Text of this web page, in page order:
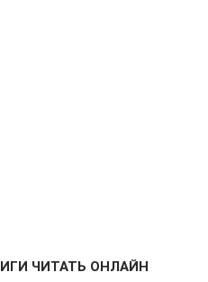
ЧИТАТЬ ОНЛАЙН